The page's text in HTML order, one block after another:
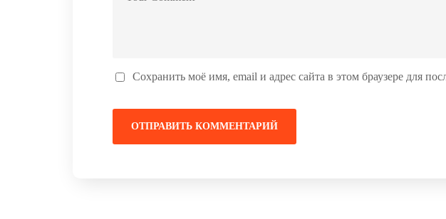
Сохранить моё имя, email и адрес сайта в этом браузере для